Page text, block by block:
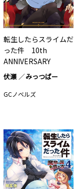
転生したらスライムだ
った件 10th
ANNIVERSARY
BOOK…1
伏瀬 みっつばー
GCノベルズ